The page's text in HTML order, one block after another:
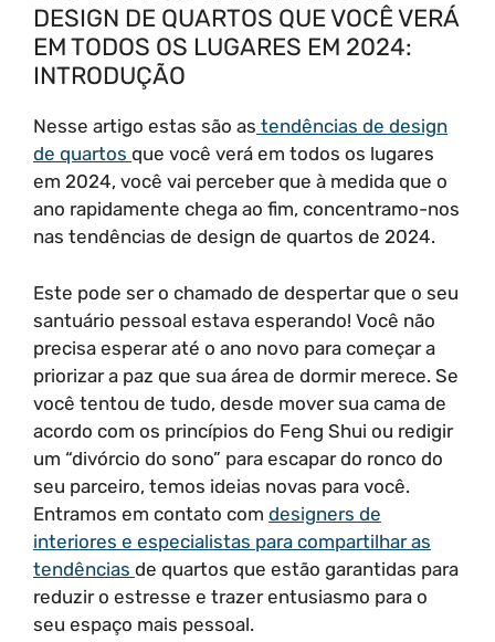
DESIGN DE QUARTOS QUE VOCÊ VERÁ
EM TODOS OS LUGARES EM 2024:
INTRODUÇÃO
Nesse artigo estas são as tendências de design
de quartos que você verá em todos os lugares
em 2024, você vai perceber que à medida que o
ano rapidamente chega ao fim, concentramo-nos
nas tendências de design de quartos de 2024.
Este pode ser o chamado de despertar que o seu
santuário pessoal estava esperando! Você não
precisa esperar até o ano novo para começar a
priorizar a paz que sua área de dormir merece. Se
você tentou de tudo, desde mover sua cama de
acordo com os princípios do Feng Shui ou redigir
um “divórcio do sono” para escapar do ronco do
seu parceiro, temos ideias novas para você.
Entramos em contato com designers de
interiores e especialistas para compartilhar as
tendências de quartos que estão garantidas para
reduzir o estresse e trazer entusiasmo para o
seu espaço mais pessoal.